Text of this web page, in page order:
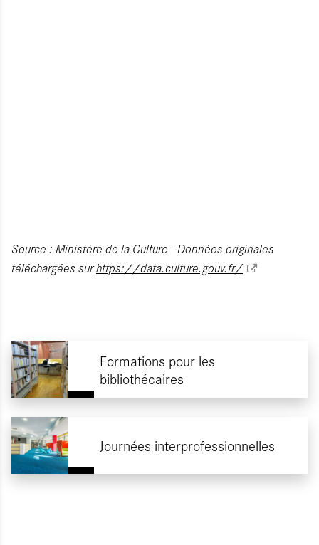
Source : Ministère de la Culture - Données originales
téléchargées surhttps://data.culture.gouv.fr/
Formations pour les
bibliothécaires
Journées interprofessionnelles